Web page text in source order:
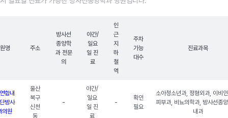
명 주소
방사선
종양학
과 전문
의
야간/
일요
일 진
료
인
근
지
하
철
역
주차
가능
대수
진료과목
합내
방사
의원
울산
북구
신천
동
-
야간/
일요
일 진
료
-
확인
필요
소아청소년과, 정형외과, 이비인
피부과, 비뇨의학과, 방사선종양
내과